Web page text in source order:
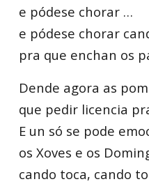
e pódese chorar …
e pódese chorar
pra que enchan os
Dende agora as
que pedir licencia
E un só se pode
os Xoves e os
cando toca, cando